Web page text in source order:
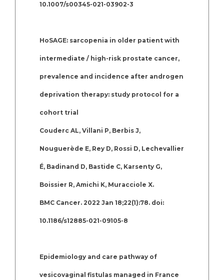
10.1007/s00345-021-03902-3
HoSAGE: sarcopenia in older patient with
intermediate / high-risk prostate cancer,
prevalence and incidence after androgen
deprivation therapy: study protocol for a
cohort trial
Couderc AL, Villani P, Berbis J,
Nouguerède E, Rey D, Rossi D, Lechevallier
É, Badinand D, Bastide C, Karsenty G,
Boissier R, Amichi K, Muracciole X.
BMC Cancer. 2022 Jan 18;22(1):78. doi:
10.1186/s12885-021-09105-8
Epidemiology and care pathway of
vesicovaginal fistulas managed in France